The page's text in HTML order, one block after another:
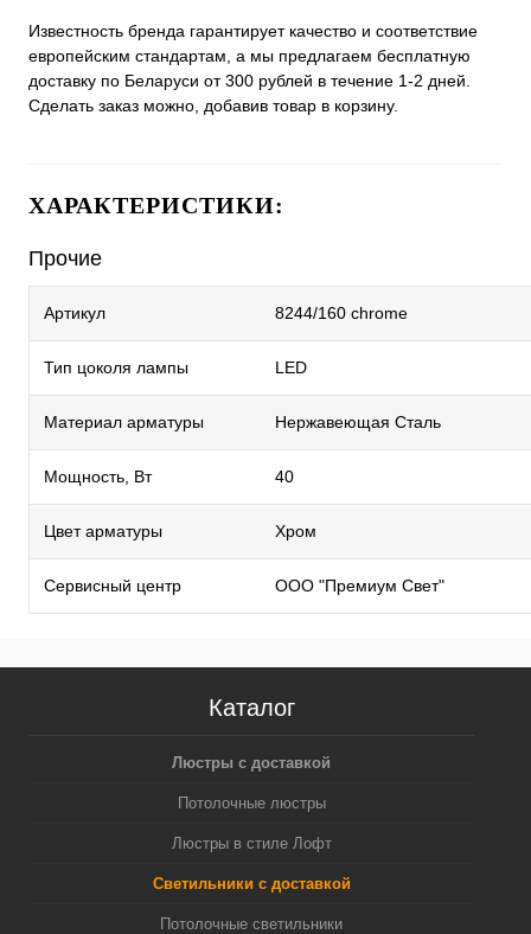
Известность бренда гарантирует качество и соответствие
европейским стандартам, а мы предлагаем бесплатную
доставку по Беларуси от 300 рублей в течение 1-2 дней.
Сделать заказ можно, добавив товар в корзину.
ХАРАКТЕРИСТИКИ:
Прочие
Артикул 8244/160 chrome
Тип цоколя лампы LED
Материал арматуры Нержавеющая Сталь
Мощность, Вт 40
Цвет арматуры Хром
Сервисный центр ООО "Премиум Свет"
Каталог
Люстры с доставкой
Потолочные люстры
Люстры в стиле Лофт
Светильники с доставкой
Потолочные светильники